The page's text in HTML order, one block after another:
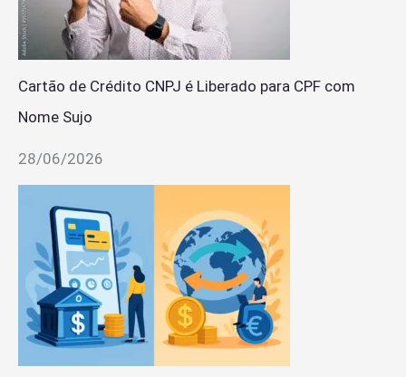
Cartão de Crédito CNPJ é Liberado para CPF com
Nome Sujo
28/06/2026